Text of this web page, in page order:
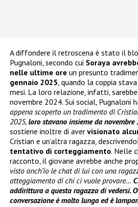
A diffondere il retroscena è stato il
Pugnaloni, secondo cui Soraya
nelle ultime ore un presunto
gennaio 2025 , quando la coppia
mesi. La loro relazione, infatti,
novembre 2024. Sui social, Pugnaloni
appena scoperto un tradimento di
2025, loro stavano insieme da
sostiene inoltre di aver visionato
Cristian e un’altra ragazza,
tentativo di corteggiamento. Nelle
racconto, il giovane avrebbe anche
visto anch’io le chat di lui con una
atteggiamento di chi ci vuole provare…
addirittura a questa ragazza di vedersi.
conversazione è molto lunga ed è